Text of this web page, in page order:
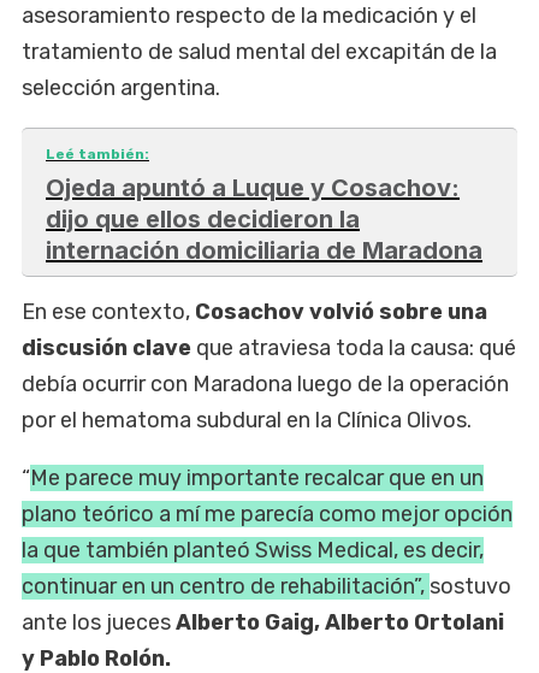
asesoramiento respecto de la medicación y el
tratamiento de salud mental del excapitán de la
selección argentina.
Leé también:
Ojeda apuntó a Luque y Cosachov:
dijo que ellos decidieron la
internación domiciliaria de Maradona
En ese contexto, Cosachov volvió sobre una
discusión clave que atraviesa toda la causa: qué
debía ocurrir con Maradona luego de la operación
por el hematoma subdural en la Clínica Olivos.
“Me parece muy importante recalcar que en un
plano teórico a mí me parecía como mejor opción
la que también planteó Swiss Medical, es decir,
continuar en un centro de rehabilitación”, sostuvo
ante los juecesAlberto Gaig, Alberto Ortolani
y Pablo Rolón.